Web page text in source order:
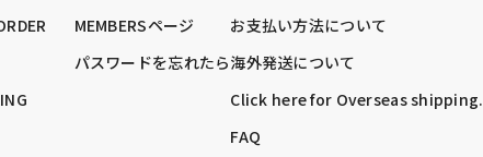
MEMBERSページ
パスワードを忘れたら
お支払い方法について
海外発送について
Click here for Overseas shipping.
FAQ